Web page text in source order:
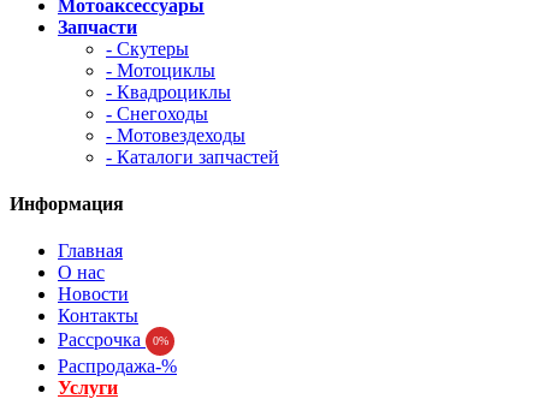
Мотоаксессуары
Запчасти
- Скутеры
- Мотоциклы
- Квадроциклы
- Снегоходы
- Мотовездеходы
- Каталоги запчастей
Информация
Главная
О нас
Новости
Контакты
Рассрочка
0%
Распродажа-%
Услуги